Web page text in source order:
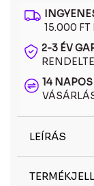
15.000 FT
2-3 ÉV
14
LEÍRÁS